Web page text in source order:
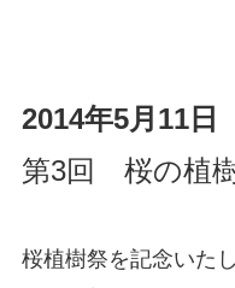
2014年5月11日
第3回 桜の植
桜植樹祭を記念いた